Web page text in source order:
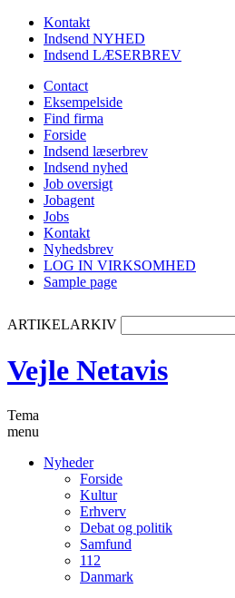
Kontakt
Indsend NYHED
Indsend LÆSERBREV
Contact
Eksempelside
Find firma
Forside
Indsend læserbrev
Indsend nyhed
Job oversigt
Jobagent
Jobs
Kontakt
Nyhedsbrev
LOG IN VIRKSOMHED
Sample page
ARTIKELARKIV
Vejle Netavis
Tema
menu
Nyheder
Forside
Kultur
Erhverv
Debat og politik
Samfund
112
Danmark